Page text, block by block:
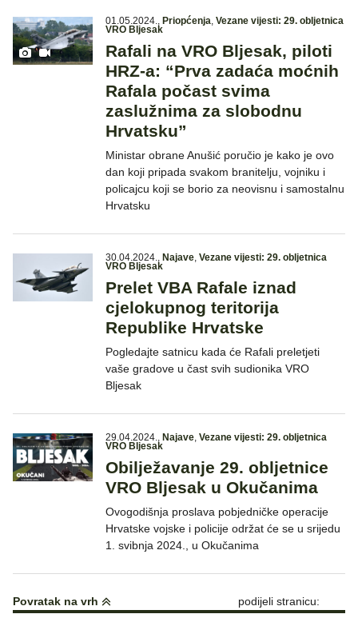
01.05.2024., Priopćenja, Vezane vijesti: 29. obljetnica
VRO Bljesak
Rafali na VRO Bljesak, piloti
HRZ-a: “Prva zadaća moćnih
Rafala počast svima
zaslužnima za slobodnu
Hrvatsku”
Ministar obrane Anušić poručio je kako je ovo
dan koji pripada svakom branitelju, vojniku i
policajcu koji se borio za neovisnu i samostalnu
Hrvatsku
30.04.2024., Najave, Vezane vijesti: 29. obljetnica
VRO Bljesak
Prelet VBA Rafale iznad
cjelokupnog teritorija
Republike Hrvatske
Pogledajte satnicu kada će Rafali preletjeti
vaše gradove u čast svih sudionika VRO
Bljesak
29.04.2024., Najave, Vezane vijesti: 29. obljetnica
VRO Bljesak
Obilježavanje 29. obljetnice
VRO Bljesak u Okučanima
Ovogodišnja proslava pobjedničke operacije
Hrvatske vojske i policije održat će se u srijedu
1. svibnja 2024., u Okučanima
Povratak na vrh podijeli stranicu: